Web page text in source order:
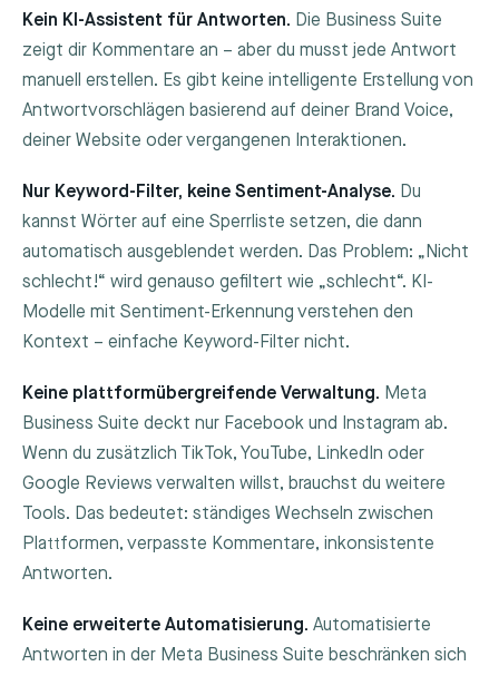
Kein KI-Assistent für Antworten. Die Business Suite
zeigt dir Kommentare an – aber du musst jede Antwort
manuell erstellen. Es gibt keine intelligente Erstellung von
Antwortvorschlägen basierend auf deiner Brand Voice,
deiner Website oder vergangenen Interaktionen.
Nur Keyword-Filter, keine Sentiment-Analyse. Du
kannst Wörter auf eine Sperrliste setzen, die dann
automatisch ausgeblendet werden. Das Problem: „Nicht
schlecht!“ wird genauso gefiltert wie „schlecht“. KI-
Modelle mit Sentiment-Erkennung verstehen den
Kontext – einfache Keyword-Filter nicht.
Keine plattformübergreifende Verwaltung. Meta
Business Suite deckt nur Facebook und Instagram ab.
Wenn du zusätzlich TikTok, YouTube, LinkedIn oder
Google Reviews verwalten willst, brauchst du weitere
Tools. Das bedeutet: ständiges Wechseln zwischen
Plattformen, verpasste Kommentare, inkonsistente
Antworten.
Keine erweiterte Automatisierung. Automatisierte
Antworten in der Meta Business Suite beschränken sich